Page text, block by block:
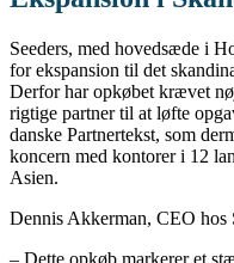
Seeders, med hovedsæde i
for ekspansion til det
Derfor har opkøbet krævet
rigtige partner til at løfte
danske Partnertekst, som
koncern med kontorer i 12
Asien.
Dennis Akkerman, CEO hos